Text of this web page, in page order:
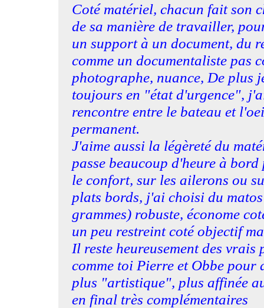
Coté matériel, chacun fait son
de sa manière de travailler,
un support à un document, du
comme un documentaliste pas
photographe, nuance, De plus
toujours en "état d'urgence",
rencontre entre le bateau et
permanent.
J'aime aussi la légèreté du
passe beaucoup d'heure à
le confort, sur les ailerons ou
plats bords, j'ai choisi du
grammes) robuste, économe
un peu restreint coté objectif
Il reste heureusement des vrais
comme toi Pierre et Obbe pour
plus "artistique", plus affinée
en final très complémentaires